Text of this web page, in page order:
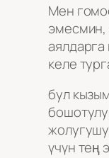
Мен
эмесмин,
аялдарга
келе
бул
үчүн тең